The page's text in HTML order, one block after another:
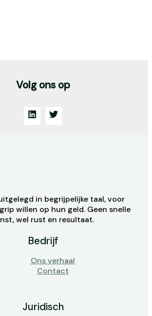
Volg ons op
in begrijpelijke taal, voor
willen op hun geld. Geen snelle
wel rust en resultaat.
Bedrijf
Ons verhaal
Contact
Juridisch